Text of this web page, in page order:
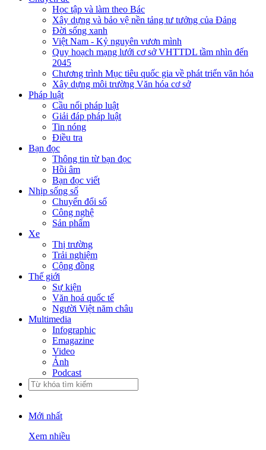
Học tập và làm theo Bác
Xây dựng và bảo vệ nền tảng tư tưởng của Đảng
Đời sống xanh
Việt Nam - Kỷ nguyên vươn mình
Quy hoạch mạng lưới cơ sở VHTTDL tầm nhìn đến
2045
Chương trình Mục tiêu quốc gia về phát triển văn hóa
Xây dựng môi trường Văn hóa cơ sở
Pháp luật
Cầu nối pháp luật
Giải đáp pháp luật
Tin nóng
Điều tra
Bạn đọc
Thông tin từ bạn đọc
Hồi âm
Bạn đọc viết
Nhịp sống số
Chuyển đổi số
Công nghệ
Sản phẩm
Xe
Thị trường
Trải nghiệm
Cộng đồng
Thế giới
Sự kiện
Văn hoá quốc tế
Người Việt năm châu
Multimedia
Infographic
Emagazine
Video
Ảnh
Podcast
Mới nhất
Xem nhiều